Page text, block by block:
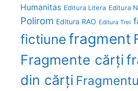
Humanitas Editura Litera Editura
Polirom Editura RAO Editura Trei
fictiunefragment
Fragmente cărți
din cărți